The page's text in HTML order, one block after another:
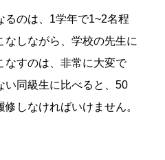
るのは、1学年で1~2名程
なしながら、学校の先生に
なすのは、非常に大変で
い同級生に比べると、50
しなければいけません。